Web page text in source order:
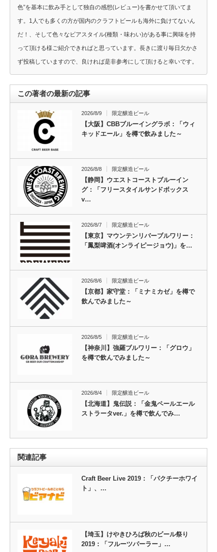
色”を基本に飲み手として独自の感想(レビュー)を書かせて頂いてま
す。1人でも多くの方が国内のクラフトビールも海外に負けてないん
だ！、そして色々なビアスタイル(種類・味わい)がある事に興味を持
って頂ける様ご紹介できればと思っています。長きに渡り毎日欠かさ
ず投稿していますので、良ければ是非参考にして頂けると幸いです。
この著者の最新の記事
2026/8/9 限定醸造ビール
【大阪】CBBブルーイングラボ：「ウィ
キッドエール」を樽で飲みました～
2026/8/8 限定醸造ビール
【静岡】ウエストコーストブルーイン
グ：「フリースタイルサンドボックス
v…
2026/8/7 限定醸造ビール
【東京】マウンテンリバーブルワリー：
「鳳梨啤酒(オンライピージョウ)」を…
2026/8/6 限定醸造ビール
【京都】家守堂：「ミナミカゼ」を樽で
飲んでみました～
2026/8/5 限定醸造ビール
【神奈川】強羅ブルワリー：「グロウ」
を樽で飲んでみました～
2026/8/4 限定醸造ビール
【北海道】鬼伝説：「金鬼ペールエール
ストラータver.」を樽で飲んでみ…
関連記事
Craft Beer Live 2019：「パクチーホワイ
ト」、…
【埼玉】けやきひろば秋のビール祭り
2019：「フルーツパーラー」…